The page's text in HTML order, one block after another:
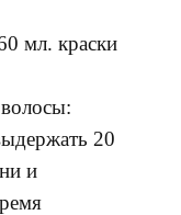
мл. краски
20
и